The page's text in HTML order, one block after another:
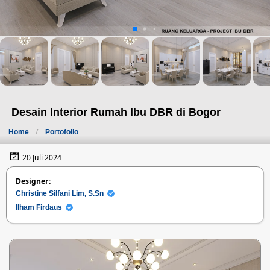
Desain Interior Rumah Ibu DBR di Bogor
Home Portofolio
20 Juli 2024
Designer:
Christine Silfani Lim, S.Sn
Ilham Firdaus